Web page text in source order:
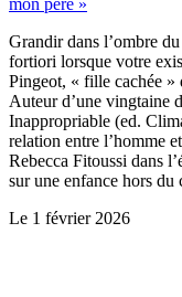
mon père »
Grandir dans l’ombre
fortiori lorsque votre
Pingeot, « fille cachée »
Auteur d’une vingtaine
Inappropriable (ed.
relation entre l’homme
Rebecca Fitoussi dans
sur une enfance hors du
Le 1 février 2026